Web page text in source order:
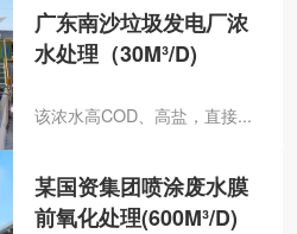
广东南沙垃圾发电厂浓
水处理（30M³/D)
该浓水高COD、高盐，直接...
某国资集团喷涂废水膜
前氧化处理(600M³/D)